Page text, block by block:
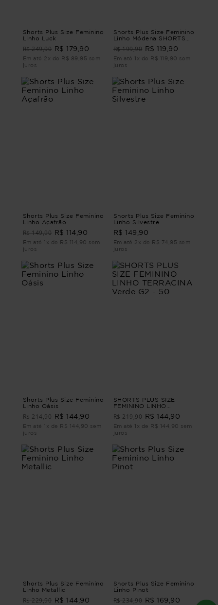
Shorts Plus Size Feminino
Linho Luck
R$ 249,90 R$ 179,90
Em até 2x de R$ 89,95 sem
juros
Shorts Plus Size Feminino
Linho Módena SHORTS
LINHO MÓDENA Marrom
G4 - 54
R$ 199,90 R$ 119,90
Em até 1x de R$ 119,90 sem
juros
Shorts Plus Size Feminino
Linho Açafrão
R$ 149,90 R$ 114,90
Em até 1x de R$ 114,90 sem
juros
Shorts Plus Size Feminino
Linho Silvestre
R$ 149,90
Em até 2x de R$ 74,95 sem
juros
Shorts Plus Size Feminino
Linho Oásis
R$ 214,90 R$ 144,90
Em até 1x de R$ 144,90 sem
juros
SHORTS PLUS SIZE
FEMININO LINHO
TERRACINA Verde G2 -
50
R$ 219,90 R$ 144,90
Em até 1x de R$ 144,90 sem
juros
Shorts Plus Size Feminino
Linho Metallic
R$ 229,90 R$ 144,90
Shorts Plus Size Feminino
Linho Pinot
R$ 234,90 R$ 169,90